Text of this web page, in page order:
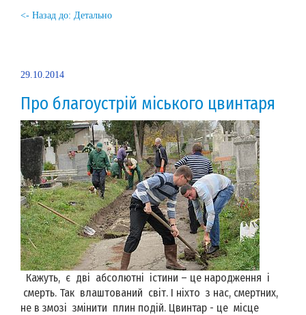
<- Назад до: Детально
29.10.2014
Про благоустрій міського цвинтаря
Кажуть, є дві абсолютні істини – це народження і
смерть. Так влаштований світ. І ніхто з нас, смертних,
не в змозі змінити плин подій. Цвинтар - це місце